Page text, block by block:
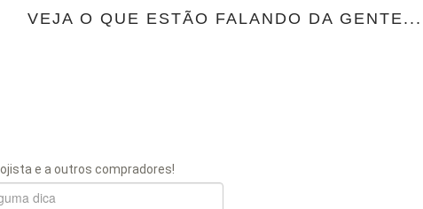
VEJA O QUE ESTÃO FALANDO DA GENTE...
e a outros compradores!